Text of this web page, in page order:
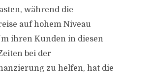
während die
auf hohem Niveau
ihren Kunden in diesen
bei der
zu helfen, hat die